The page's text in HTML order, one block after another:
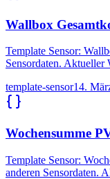
Wallbox
Template Sensor:
Sensordaten. Aktueller
template-sensor14.
Wochensumme
Template Sensor:
anderen Sensordaten.